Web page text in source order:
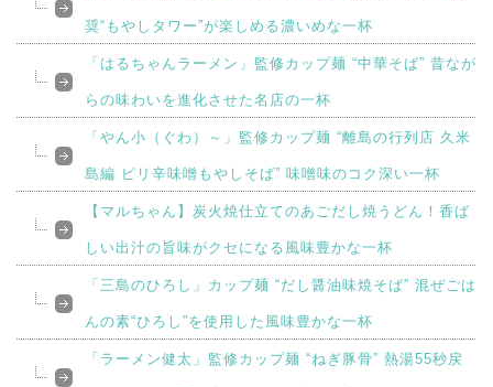
奨“もやしタワー”が楽しめる濃いめな一杯
「はるちゃんラーメン」監修カップ麺 “中華そば” 昔なが
らの味わいを進化させた名店の一杯
「やん小（ぐわ）～」監修カップ麺 “離島の行列店 久米
島編 ピリ辛味噌もやしそば” 味噌味のコク深い一杯
【マルちゃん】炭火焼仕立てのあごだし焼うどん！香ば
しい出汁の旨味がクセになる風味豊かな一杯
「三島のひろし」カップ麺 “だし醤油味焼そば” 混ぜごは
んの素“ひろし”を使用した風味豊かな一杯
「ラーメン健太」監修カップ麺 “ねぎ豚骨” 熱湯55秒戻